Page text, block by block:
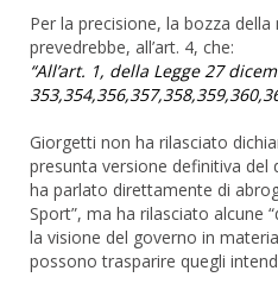
Per la precisione, la bozza
prevedrebbe, all’art. 4, che:
“All’art. 1, della Legge 27
Giorgetti non ha rilasciato
presunta versione definitiva del
ha parlato direttamente di
Sport”, ma ha rilasciato alcune
la visione del governo in
possono trasparire quegli